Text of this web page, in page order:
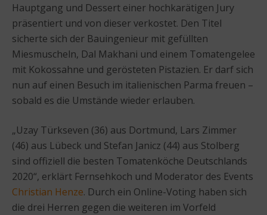
Hauptgang und Dessert einer hochkarätigen Jury
präsentiert und von dieser verkostet. Den Titel
sicherte sich der Bauingenieur mit gefüllten
Miesmuscheln, Dal Makhani und einem Tomatengelee
mit Kokossahne und gerösteten Pistazien. Er darf sich
nun auf einen Besuch im italienischen Parma freuen –
sobald es die Umstände wieder erlauben.
„Uzay Türkseven (36) aus Dortmund, Lars Zimmer
(46) aus Lübeck und Stefan Janicz (44) aus Stolberg
sind offiziell die besten Tomatenköche Deutschlands
2020“, erklärt Fernsehkoch und Moderator des Events
Christian Henze. Durch ein Online-Voting haben sich
die drei Herren gegen die weiteren im Vorfeld